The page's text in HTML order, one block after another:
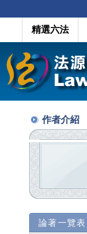
精選六法
作者介紹
論著一覽表